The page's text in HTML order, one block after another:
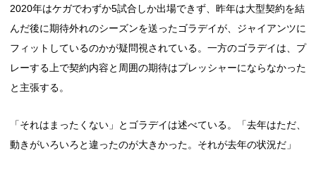
2020年はケガでわずか5試合しか出場できず、昨年は大型契約を結
んだ後に期待外れのシーズンを送ったゴラデイが、ジャイアンツに
フィットしているのかが疑問視されている。一方のゴラデイは、プ
レーする上で契約内容と周囲の期待はプレッシャーにならなかった
と主張する。
「それはまったくない」とゴラデイは述べている。「去年はただ、
動きがいろいろと違ったのが大きかった。それが去年の状況だ」